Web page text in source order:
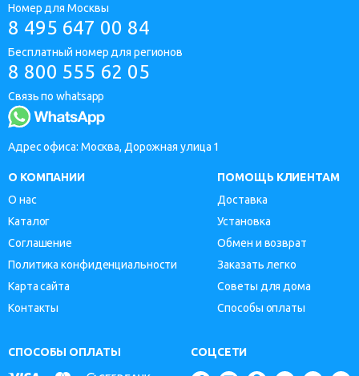
Номер для Москвы
8 495 647 00 84
Бесплатный номер для регионов
8 800 555 62 05
Связь по whatsapp
Адрес офиса: Москва, Дорожная улица 1
О КОМПАНИИ
О нас
Каталог
Соглашение
Политика конфиденциальности
Карта сайта
Контакты
ПОМОЩЬ КЛИЕНТАМ
Доставка
Установка
Обмен и возврат
Заказать легко
Советы для дома
Способы оплаты
СПОСОБЫ ОПЛАТЫ СОЦСЕТИ